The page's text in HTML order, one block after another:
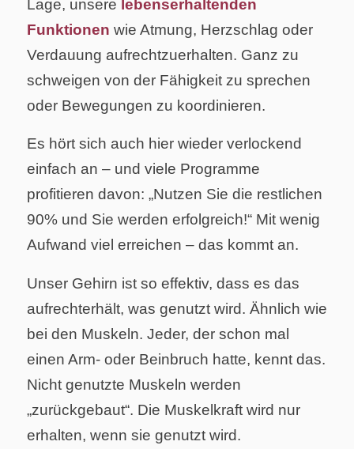
Lage, unsere lebenserhaltenden
Funktionen wie Atmung, Herzschlag oder
Verdauung aufrechtzuerhalten. Ganz zu
schweigen von der Fähigkeit zu sprechen
oder Bewegungen zu koordinieren.
Es hört sich auch hier wieder verlockend
einfach an – und viele Programme
profitieren davon: „Nutzen Sie die restlichen
90% und Sie werden erfolgreich!“ Mit wenig
Aufwand viel erreichen – das kommt an.
Unser Gehirn ist so effektiv, dass es das
aufrechterhält, was genutzt wird. Ähnlich wie
bei den Muskeln. Jeder, der schon mal
einen Arm- oder Beinbruch hatte, kennt das.
Nicht genutzte Muskeln werden
„zurückgebaut“. Die Muskelkraft wird nur
erhalten, wenn sie genutzt wird.